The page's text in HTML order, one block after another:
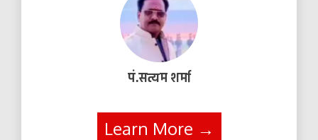
पं.सत्यम शर्मा
Learn More →